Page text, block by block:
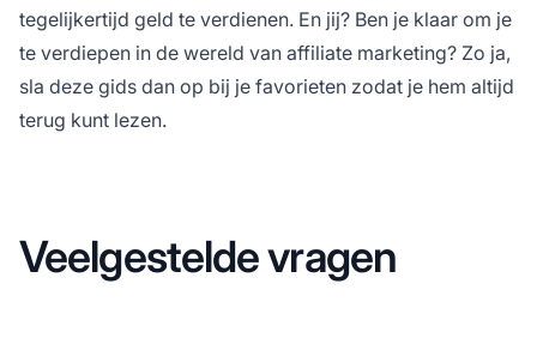
tegelijkertijd geld te verdienen. En jij? Ben je klaar om je
te verdiepen in de wereld van affiliate marketing? Zo ja,
sla deze gids dan op bij je favorieten zodat je hem altijd
terug kunt lezen.
Veelgestelde vragen